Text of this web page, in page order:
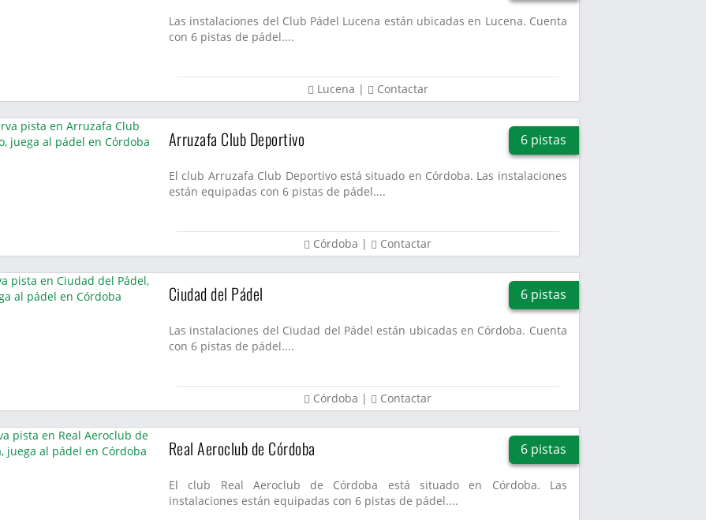
Las instalaciones del Club Pádel Lucena están ubicadas en Lucena. Cuenta
con 6 pistas de pádel....
Lucena | Contactar
Arruzafa Club Deportivo 6 pistas
El club Arruzafa Club Deportivo está situado en Córdoba. Las instalaciones
están equipadas con 6 pistas de pádel....
Córdoba | Contactar
Ciudad del Pádel 6 pistas
Las instalaciones del Ciudad del Pádel están ubicadas en Córdoba. Cuenta
con 6 pistas de pádel....
Córdoba | Contactar
Real Aeroclub de Córdoba 6 pistas
El club Real Aeroclub de Córdoba está situado en Córdoba. Las
instalaciones están equipadas con 6 pistas de pádel....